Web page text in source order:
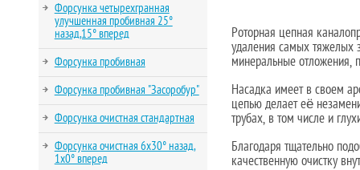
Форсунка четырехгранная
улучшенная пробивная 25°
назад,15° вперед
Форсунка пробивная
Форсунка пробивная "Засоробур"
Форсунка очистная стандартная
Форсунка очистная 6х30° назад,
1х0° вперед
Роторная цепная
удаления самых тяжелых
минеральные отложения,
Насадка имеет в своем
цепью делает её
трубах, в том числе и
Благодаря тщательно
качественную очистку